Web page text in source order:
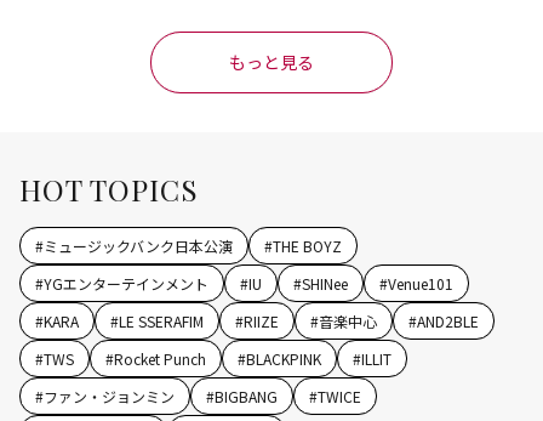
もっと見る
HOT TOPICS
#ミュージックバンク日本公演 #THE BOYZ
#YGエンターテインメント #IU #SHINee #Venue101
#KARA #LE SSERAFIM #RIIZE #音楽中心 #AND2BLE
#TWS #Rocket Punch #BLACKPINK #ILLIT
#ファン・ジョンミン #BIGBANG #TWICE